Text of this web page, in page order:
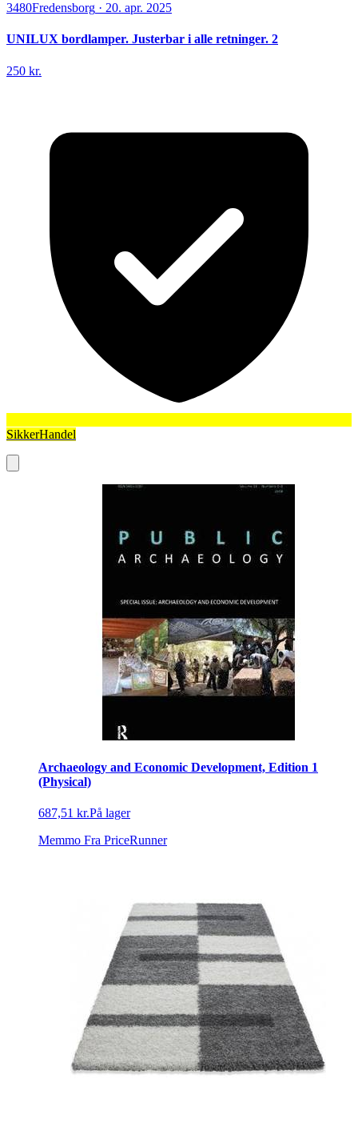
3480Fredensborg · 20. apr. 2025
UNILUX bordlamper. Justerbar i alle retninger. 2
250 kr.
SikkerHandel
Archaeology and Economic Development, Edition 1
(Physical)
687,51 kr.På lager
Memmo Fra PriceRunner